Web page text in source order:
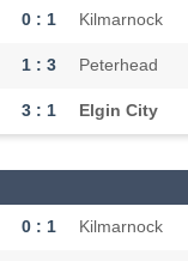
0 : 1 Kilmarnock
1 : 3 Peterhead
3 : 1 Elgin City
0 : 1 Kilmarnock